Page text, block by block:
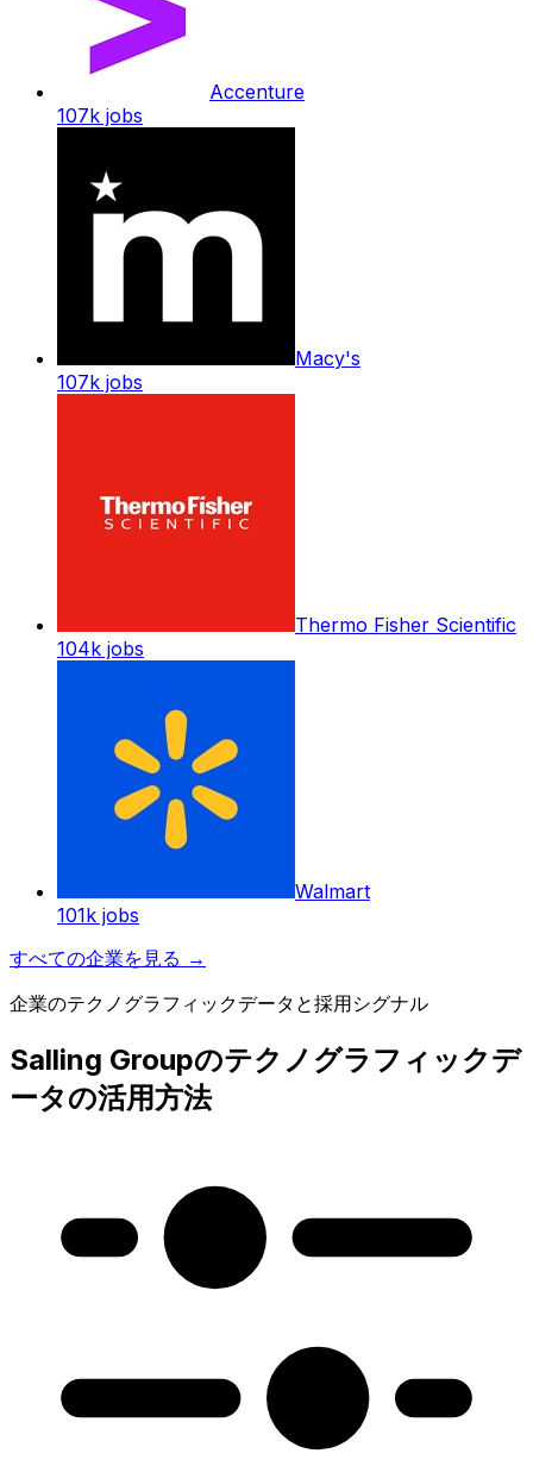
Accenture
107k jobs
Macy's
107k jobs
Thermo Fisher Scientific
104k jobs
Walmart
101k jobs
すべての企業を見る →
企業のテクノグラフィックデータと採用シグナル
Salling Groupのテクノグラフィックデ
ータの活用方法